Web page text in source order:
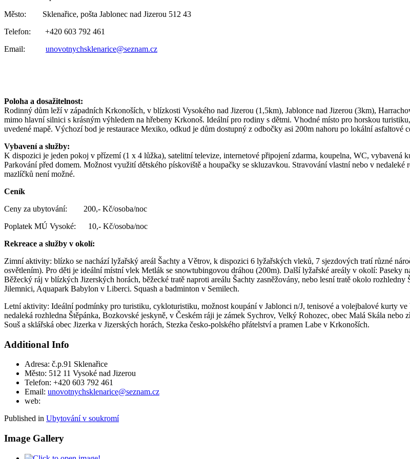
Město: Sklenařice, pošta Jablonec nad Jizerou 512 43
Telefon: +420 603 792 461
Email: unovotnychsklenarice@seznam.cz
Poloha a dosažitelnost:
Rodinný dům leží v západních Krkonoších, v blízkosti Vysokého nad Jizerou (1,5km), Jablonce nad Jizerou (3km),
mimo hlavní silnici s krásným výhledem na hřebeny Krkonoš. Ideální pro rodiny s dětmi. Vhodné místo pro horskou
uvedené mapě. Výchozí bod je restaurace Mexiko, odkud je dům dostupný z odbočky asi 200m nahoru po lokální asfaltové
Vybavení a služby:
K dispozici je jeden pokoj v přízemí (1 x 4 lůžka), satelitní televize, internetové připojení zdarma, koupelna, WC,
Parkování před domem. Možnost využití dětského pískoviště a houpačky se skluzavkou. Stravování vlastní nebo v
mazlíčků není možné.
Ceník
Ceny za ubytování: 200,- Kč/osoba/noc
Poplatek MÚ Vysoké: 10,- Kč/osoba/noc
Rekreace a služby v okolí:
Zimní aktivity: blízko se nachází lyžařský areál Šachty a Větrov, k dispozici 6 lyžařských vleků, 7 sjezdových tratí různé
osvětlením). Pro děti je ideální místní vlek Metlák se snowtubingovou dráhou (200m). Další lyžařské areály v okolí: Paseky
Běžecký ráj v blízkých Jizerských horách, běžecké tratě naproti areálu Šachty zasněžovány, nebo lesní tratě okolo
Jilemnici, Aquapark Babylon v Liberci. Squash a badminton v Semilech.
Letní aktivity: Ideální podmínky pro turistiku, cykloturistiku, možnost koupání v Jablonci n/J, tenisové a volejbalové kurty
nedaleká rozhledna Štěpánka, Bozkovské jeskyně, v Českém ráji je zámek Sychrov, Velký Rohozec, obec Malá Skála
Souš a sklářská obec Jizerka v Jizerských horách, Stezka česko-polského přátelství a pramen Labe v Krkonoších.
Additional Info
Adresa: č.p.91 Sklenařice
Město: 512 11 Vysoké nad Jizerou
Telefon: +420 603 792 461
Email: unovotnychsklenarice@seznam.cz
web:
Published in Ubytování v soukromí
Image Gallery